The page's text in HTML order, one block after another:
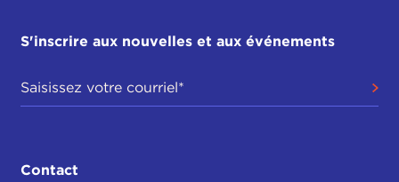
S'inscrire aux nouvelles et aux événements
Contact